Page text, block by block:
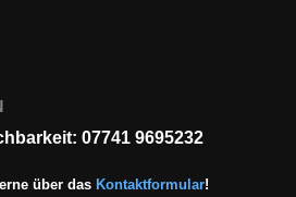
07741 9695232
über das Kontaktformular!